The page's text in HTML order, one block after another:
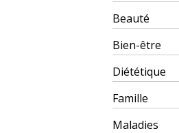
Beauté
Bien-être
Diététique
Famille
Maladies